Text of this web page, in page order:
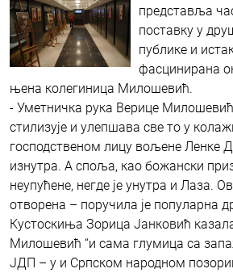
представља
поставку у
публике и
фасцинирана
њена колегиница Милошевић.
- Уметничка рука Верице Милошевић
стилизује и улепшава све то у
господственом лицу вољене Ленке
изнутра. А споља, као божански
неупућене, негде је унутра и Лаза.
отворена – поручила је популарна
Кустоскиња Зорица Јанковић казала
Милошевић “и сама глумица са
ЈДП – у и Српском народном